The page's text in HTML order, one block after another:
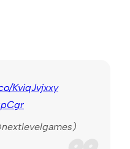
KviqJvjxxy